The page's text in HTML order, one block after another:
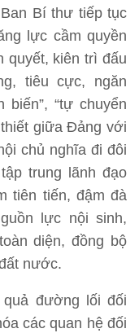
Bí thư tiếp tục
lực cầm quyền
quyết, kiên trì đấu
tiêu cực, ngăn
“tự chuyển
thiết giữa Đảng với
chủ nghĩa đi đôi
trung lãnh đạo
tiên tiến, đậm đà
lực nội sinh,
diện, đồng bộ
nước.
đường lối đối
các quan hệ đối